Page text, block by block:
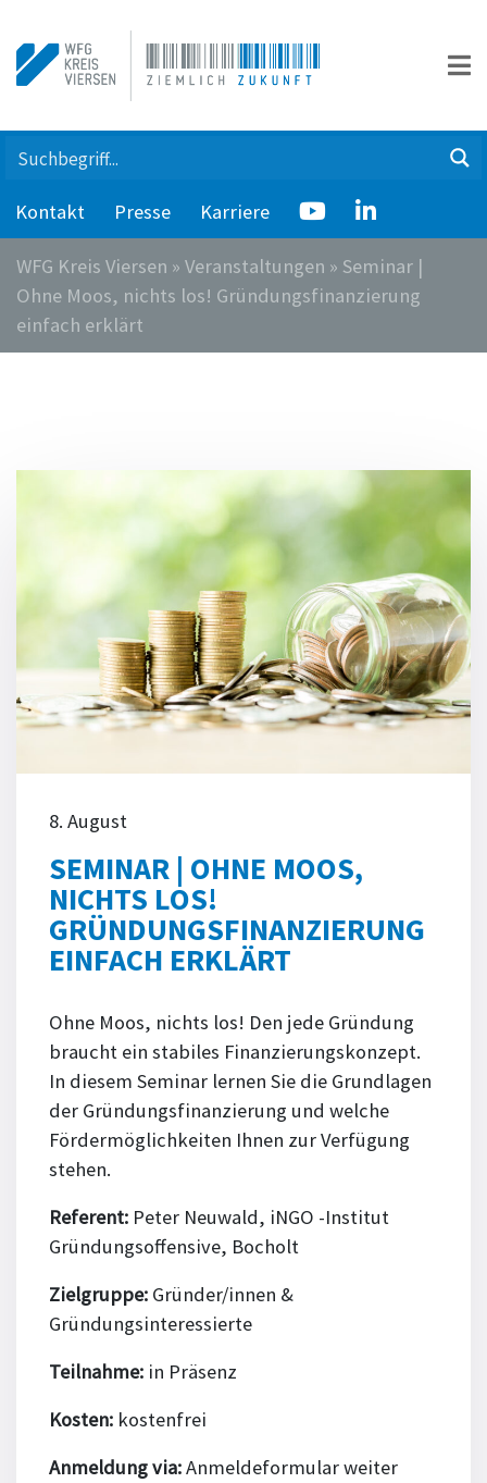
Kontakt Presse Karriere
WFG Kreis Viersen » Veranstaltungen » Seminar |
Ohne Moos, nichts los! Gründungsfinanzierung
einfach erklärt
8. August
SEMINAR | OHNE MOOS,
NICHTS LOS!
GRÜNDUNGSFINANZIERUNG
EINFACH ERKLÄRT
Ohne Moos, nichts los! Den jede Gründung
braucht ein stabiles Finanzierungskonzept.
In diesem Seminar lernen Sie die Grundlagen
der Gründungsfinanzierung und welche
Fördermöglichkeiten Ihnen zur Verfügung
stehen.
Referent: Peter Neuwald, iNGO -Institut
Gründungsoffensive, Bocholt
Zielgruppe: Gründer/innen &
Gründungsinteressierte
Teilnahme: in Präsenz
Kosten: kostenfrei
Anmeldung via:Anmeldeformular weiter